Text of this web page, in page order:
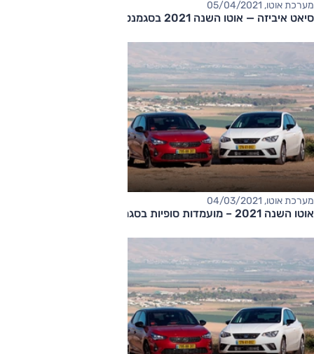
מערכת אוטו, 05/04/2021
סיאט איביזה — אוטו השנה 2021 בסגמנט הסופרמיני
מערכת אוטו, 04/03/2021
אוטו השנה 2021 – מועמדות סופיות בסגמנט הסופרמיני